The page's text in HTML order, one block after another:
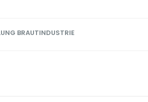
BRAUTINDUSTRIE